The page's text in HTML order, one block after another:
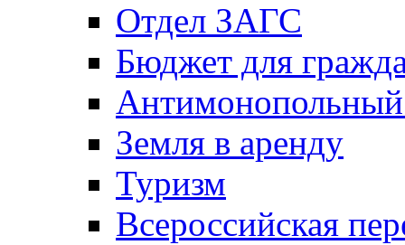
Отдел ЗАГС
Бюджет для
Антимонопольный
Земля в аренду
Туризм
Всероссийская